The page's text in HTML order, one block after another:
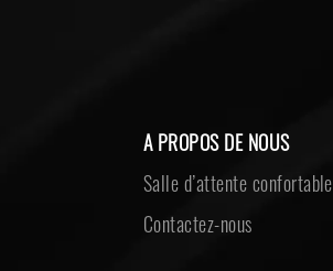
A PROPOS DE NOUS
Salle d’attente confortable
Contactez-nous